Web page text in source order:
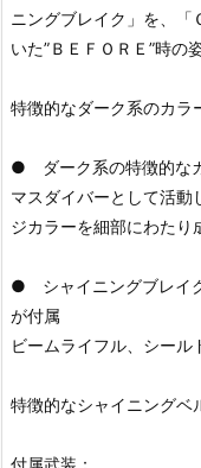
ニングブレイク」を、「
いた”ＢＥＦＯＲＥ”時の
特徴的なダーク系のカラ
● ダーク系の特徴的な
マスダイバーとして活動
ジカラーを細部にわたり
● シャイニングブレイ
が付属
ビームライフル、シール
特徴的なシャイニングベ
付属武装：